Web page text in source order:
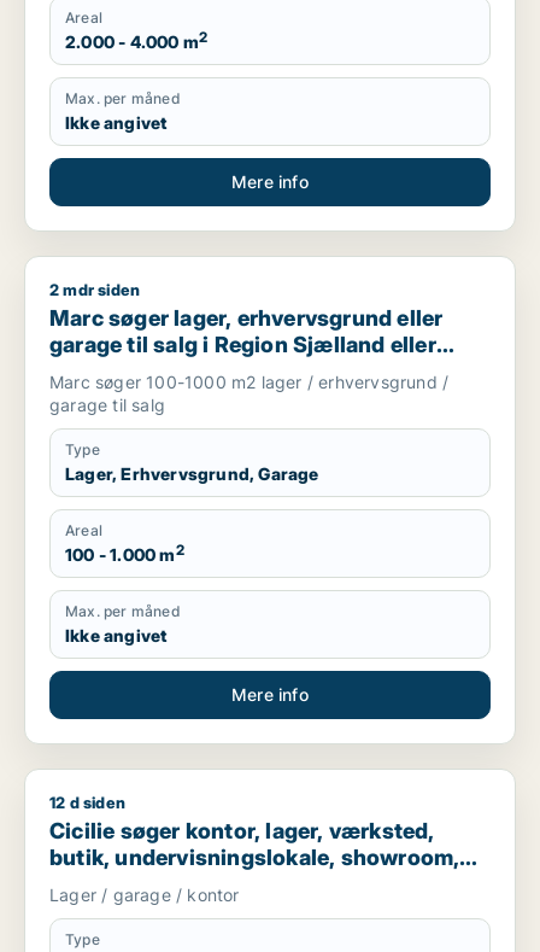
Areal
2.000 - 4.000 m2
Max. per måned
Ikke angivet
Mere info
Marc søger lager, erhvervsgrund eller garage til salg i
2 mdr siden
Marc søger lager, erhvervsgrund eller
garage til salg i Region Sjælland eller
Nordsjælland
Marc søger 100-1000 m2 lager / erhvervsgrund /
garage til salg
Type
Lager, Erhvervsgrund, Garage
Areal
100 - 1.000 m2
Max. per måned
Ikke angivet
Mere info
Cicilie søger kontor, lager, værksted, butik,
12 d siden
Cicilie søger kontor, lager, værksted,
butik, undervisningslokale, showroom,
erhvervsgrund, produktionslokaler eller
garage til leje i Region Sjælland eller
Nordsjælland
Lager / garage / kontor
Type